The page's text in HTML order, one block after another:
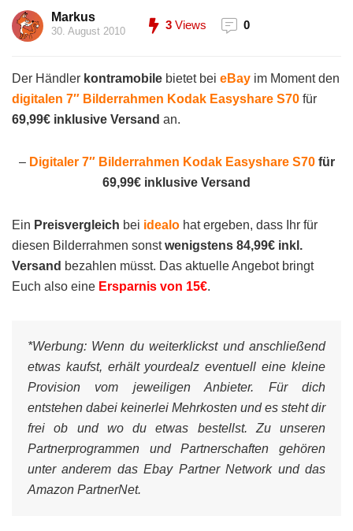
Markus
30. August 2010 3 Views 0
Der Händler kontramobile bietet bei eBay im Moment den
digitalen 7″ Bilderrahmen Kodak Easyshare S70 für
69,99€ inklusive Versand an.
– Digitaler 7″ Bilderrahmen Kodak Easyshare S70 für
69,99€ inklusive Versand
Ein Preisvergleich bei idealo hat ergeben, dass Ihr für
diesen Bilderrahmen sonstwenigstens 84,99€ inkl.
Versand bezahlen müsst. Das aktuelle Angebot bringt
Euch also eine Ersparnis von 15€.
*Werbung: Wenn du weiterklickst und anschließend
etwas kaufst, erhält yourdealz eventuell eine kleine
Provision vom jeweiligen Anbieter. Für dich
entstehen dabei keinerlei Mehrkosten und es steht dir
frei ob und wo du etwas bestellst. Zu unseren
Partnerprogrammen und Partnerschaften gehören
unter anderem das Ebay Partner Network und das
Amazon PartnerNet.